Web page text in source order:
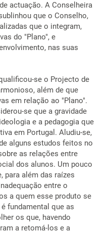
actuação. A Conselheira
que o Conselho,
que o integram,
do "Plano", e
nas suas
se o Projecto de
além de que
em relação ao "Plano".
se que a gravidade
e a pedagogia que
em Portugal. Aludiu-se,
alguns estudos feitos no
as relações entre
dos alunos. Um pouco
para além das raízes
entre o
a quem esse produto se
fundamental que as
os que, havendo
a retomá-los e a